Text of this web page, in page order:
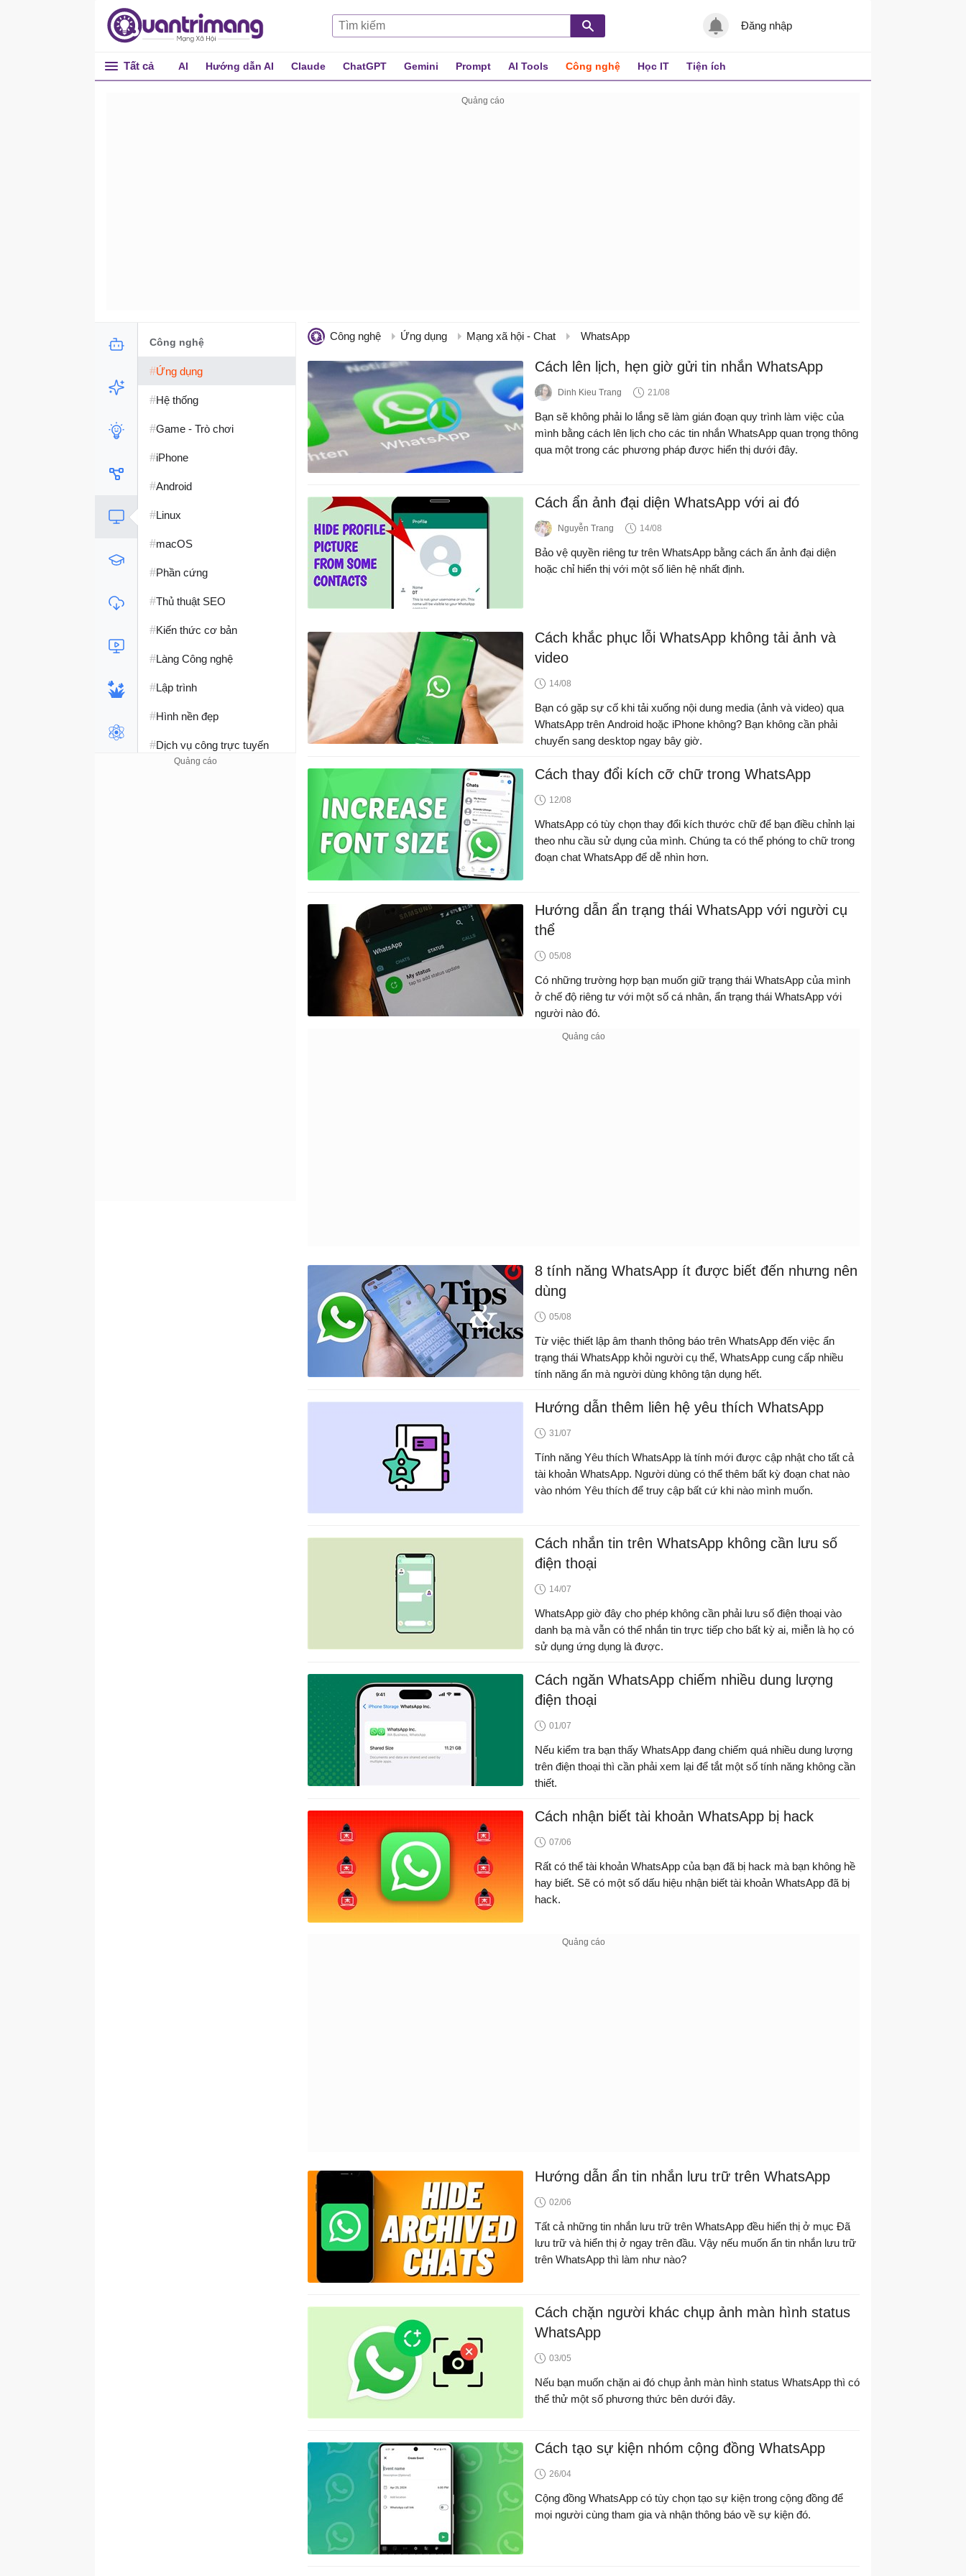
Đăng nhập
Tất cả AI Hướng dẫn AI Claude ChatGPT Gemini Prompt AI Tools Công nghệ Học IT Tiện ích
Công nghệ
#Ứng dụng
#Hệ thống
#Game - Trò chơi
#iPhone
#Android
#Linux
#macOS
#Phần cứng
#Thủ thuật SEO
#Kiến thức cơ bản
#Làng Công nghệ
#Lập trình
#Hình nền đẹp
#Dịch vụ công trực tuyến
Công nghệ Ứng dụng Mạng xã hội - Chat WhatsApp
Cách lên lịch, hẹn giờ gửi tin nhắn WhatsApp
Dinh Kieu Trang 21/08
Bạn sẽ không phải lo lắng sẽ làm gián đoạn quy trình làm việc của
mình bằng cách lên lịch cho các tin nhắn WhatsApp quan trọng thông
qua một trong các phương pháp được hiển thị dưới đây.
Cách ẩn ảnh đại diện WhatsApp với ai đó
Nguyễn Trang 14/08
Bảo vệ quyền riêng tư trên WhatsApp bằng cách ẩn ảnh đại diện
hoặc chỉ hiển thị với một số liên hệ nhất định.
Cách khắc phục lỗi WhatsApp không tải ảnh và
video
14/08
Bạn có gặp sự cố khi tải xuống nội dung media (ảnh và video) qua
WhatsApp trên Android hoặc iPhone không? Bạn không cần phải
chuyển sang desktop ngay bây giờ.
Cách thay đổi kích cỡ chữ trong WhatsApp
12/08
WhatsApp có tùy chọn thay đổi kích thước chữ để bạn điều chỉnh lại
theo nhu cầu sử dụng của mình. Chúng ta có thể phóng to chữ trong
đoạn chat WhatsApp để dễ nhìn hơn.
Hướng dẫn ẩn trạng thái WhatsApp với người cụ
thể
05/08
Có những trường hợp bạn muốn giữ trạng thái WhatsApp của mình
ở chế độ riêng tư với một số cá nhân, ẩn trạng thái WhatsApp với
người nào đó.
8 tính năng WhatsApp ít được biết đến nhưng nên
dùng
05/08
Từ việc thiết lập âm thanh thông báo trên WhatsApp đến việc ẩn
trạng thái WhatsApp khỏi người cụ thể, WhatsApp cung cấp nhiều
tính năng ẩn mà người dùng không tận dụng hết.
Hướng dẫn thêm liên hệ yêu thích WhatsApp
31/07
Tính năng Yêu thích WhatsApp là tính mới được cập nhật cho tất cả
tài khoản WhatsApp. Người dùng có thể thêm bất kỳ đoạn chat nào
vào nhóm Yêu thích để truy cập bất cứ khi nào mình muốn.
Cách nhắn tin trên WhatsApp không cần lưu số
điện thoại
14/07
WhatsApp giờ đây cho phép không cần phải lưu số điện thoại vào
danh bạ mà vẫn có thể nhắn tin trực tiếp cho bất kỳ ai, miễn là họ có
sử dụng ứng dụng là được.
Cách ngăn WhatsApp chiếm nhiều dung lượng
điện thoại
01/07
Nếu kiểm tra bạn thấy WhatsApp đang chiếm quá nhiều dung lượng
trên điện thoại thì cần phải xem lại để tắt một số tính năng không cần
thiết.
Cách nhận biết tài khoản WhatsApp bị hack
07/06
Rất có thể tài khoản WhatsApp của bạn đã bị hack mà bạn không hề
hay biết. Sẽ có một số dấu hiệu nhận biết tài khoản WhatsApp đã bị
hack.
Hướng dẫn ẩn tin nhắn lưu trữ trên WhatsApp
02/06
Tất cả những tin nhắn lưu trữ trên WhatsApp đều hiển thị ở mục Đã
lưu trữ và hiển thị ở ngay trên đầu. Vậy nếu muốn ẩn tin nhắn lưu trữ
trên WhatsApp thì làm như nào?
Cách chặn người khác chụp ảnh màn hình status
WhatsApp
03/05
Nếu bạn muốn chặn ai đó chụp ảnh màn hình status WhatsApp thì có
thể thử một số phương thức bên dưới đây.
Cách tạo sự kiện nhóm cộng đồng WhatsApp
26/04
Cộng đồng WhatsApp có tùy chọn tạo sự kiện trong cộng đồng để
mọi người cùng tham gia và nhận thông báo về sự kiện đó.